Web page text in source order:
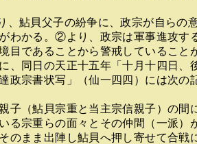
鮎貝父子の紛争に、政宗が自らの
わかる。②より、政宗は軍事進攻す
目であることから警戒していること
、同日の天正十五年「十月十四日、
政宗書状写」（仙一四四）には次の
子（鮎貝宗重と当主宗信親子）の間
る宗重らの面々とその仲間（一派）
のまま出陣し鮎貝へ押し寄せて合戦